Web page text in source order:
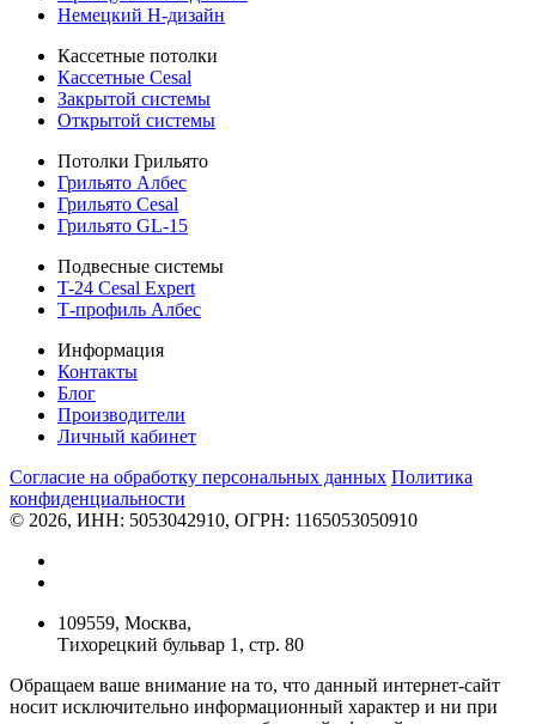
Немецкий H-дизайн
Кассетные потолки
Кассетные Cesal
Закрытой системы
Открытой системы
Потолки Грильято
Грильято Албес
Грильято Cesal
Грильято GL-15
Подвесные системы
T-24 Cesal Expert
Т-профиль Албес
Информация
Контакты
Блог
Производители
Личный кабинет
Согласие на обработку персональных данных Политикa
конфиденциальности
© 2026, ИНН: 5053042910, ОГРН: 1165053050910
109559, Москва,
Тихорецкий бульвар 1, стр. 80
Обращаем ваше внимание на то, что данный интернет-сайт
носит исключительно информационный характер и ни при